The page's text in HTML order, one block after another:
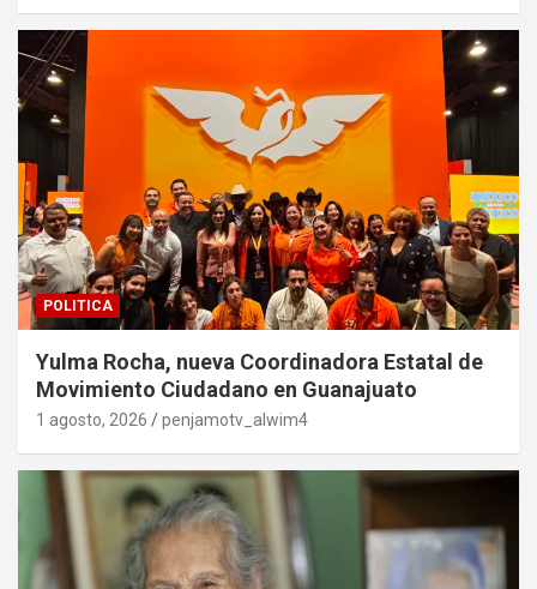
POLITICA
Yulma Rocha, nueva Coordinadora Estatal de
Movimiento Ciudadano en Guanajuato
1 agosto, 2026 penjamotv_alwim4